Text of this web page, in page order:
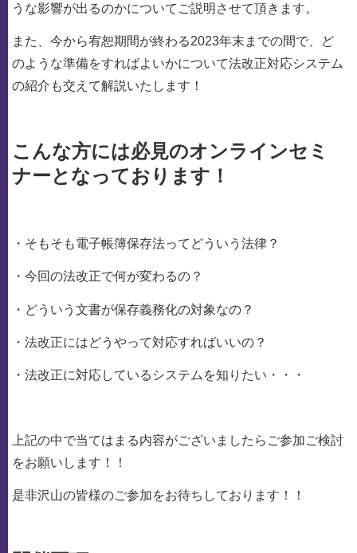
うな影響が出るのかについてご説明させて頂きます。
また、今から宥恕期間が終わる2023年末までの間で、ど
のような準備をすればよいかについて法改正対応システム
の紹介も交えて解説いたします！
こんな方には必見のオンラインセミ
ナーとなっております！
・そもそも電子帳簿保存法ってどういう法律？
・今回の法改正で何が変わるの？
・どういう文書が保存義務化の対象なの？
・法改正にはどうやって対応すればいいの？
・法改正に対応しているシステムを知りたい・・・
上記の中で当てはまる内容がございましたらご参加ご検討
をお願いします！！
是非沢山の皆様のご参加をお待ちしております！！